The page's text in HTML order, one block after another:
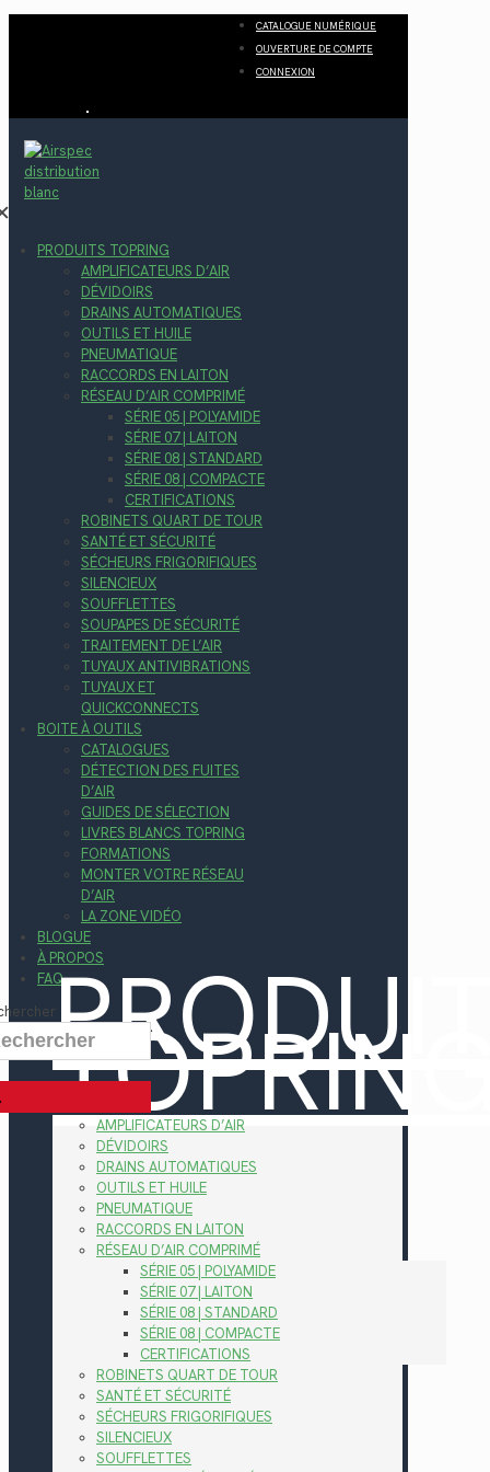
CATALOGUE NUMÉRIQUE
OUVERTURE DE COMPTE
CONNEXION
PRODUITS TOPRING
AMPLIFICATEURS D’AIR
DÉVIDOIRS
DRAINS AUTOMATIQUES
OUTILS ET HUILE
PNEUMATIQUE
RACCORDS EN LAITON
RÉSEAU D’AIR COMPRIMÉ
SÉRIE 05 | POLYAMIDE
SÉRIE 07 | LAITON
SÉRIE 08 | STANDARD
SÉRIE 08 | COMPACTE
CERTIFICATIONS
ROBINETS QUART DE TOUR
SANTÉ ET SÉCURITÉ
SÉCHEURS FRIGORIFIQUES
SILENCIEUX
SOUFFLETTES
SOUPAPES DE SÉCURITÉ
TRAITEMENT DE L’AIR
TUYAUX ANTIVIBRATIONS
TUYAUX ET
QUICKCONNECTS
BOITE À OUTILS
CATALOGUES
DÉTECTION DES FUITES
D’AIR
GUIDES DE SÉLECTION
LIVRES BLANCS TOPRING
FORMATIONS
MONTER VOTRE RÉSEAU
D’AIR
LA ZONE VIDÉO
BLOGUE
À PROPOS
FAQ
AMPLIFICATEURS D’AIR
DÉVIDOIRS
DRAINS AUTOMATIQUES
OUTILS ET HUILE
PNEUMATIQUE
RACCORDS EN LAITON
RÉSEAU D’AIR COMPRIMÉ
SÉRIE 05 | POLYAMIDE
SÉRIE 07 | LAITON
SÉRIE 08 | STANDARD
SÉRIE 08 | COMPACTE
CERTIFICATIONS
ROBINETS QUART DE TOUR
SANTÉ ET SÉCURITÉ
SÉCHEURS FRIGORIFIQUES
SILENCIEUX
SOUFFLETTES